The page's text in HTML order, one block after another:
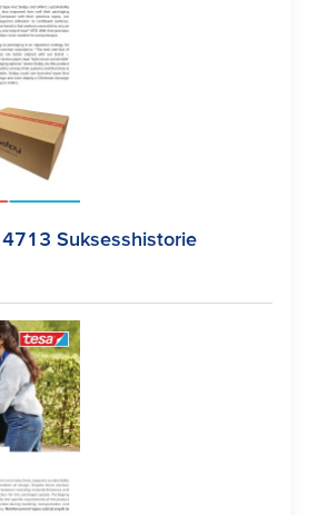
Suksesshistorie